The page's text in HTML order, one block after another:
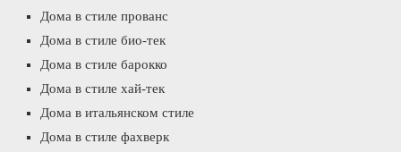
Дома в стиле прованс
Дома в стиле био-тек
Дома в стиле барокко
Дома в стиле хай-тек
Дома в итальянском стиле
Дома в стиле фахверк